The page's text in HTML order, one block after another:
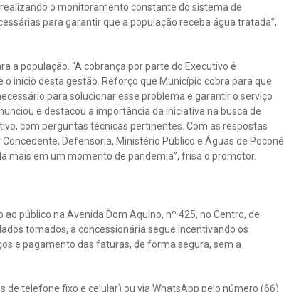
o monitoramento constante do sistema de
para garantir que a população receba água tratada”,
a população. “A cobrança por parte do Executivo é
início desta gestão. Reforço que Município cobra para que
para solucionar esse problema e garantir o serviço
e destacou a importância da iniciativa na busca de
com perguntas técnicas pertinentes. Com as respostas
Defensoria, Ministério Público e Águas de Poconé
mais em um momento de pandemia”, frisa o promotor.
público na Avenida Dom Aquino, nº 425, no Centro, de
tomados, a concessionária segue incentivando os
e pagamento das faturas, de forma segura, sem a
telefone fixo e celular) ou via WhatsApp pelo número (66)